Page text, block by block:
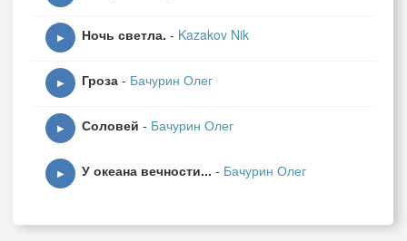
В сумрак тянется дорога,
Времени река.
Мир уснул, лишь мне не спится,
▶ Ночь светла. - Kazakov Nik
▶ Гроза - Бачурин Олег
▶ Соловей - Бачурин Олег
▶ У океана вечности... - Бачурин Олег